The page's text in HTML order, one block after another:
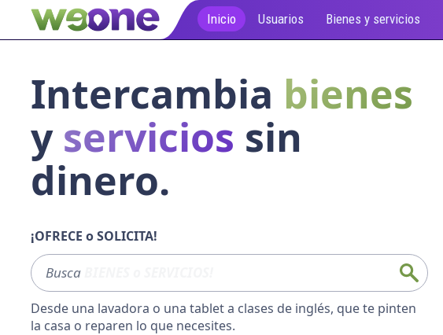
Inicio Usuarios Bienes y servicios
Intercambia bienes
y servicios sin
dinero.
¡OFRECE o SOLICITA!
Busca
Desde una lavadora o una tablet a clases de inglés, que te pinten
la casa o reparen lo que necesites.